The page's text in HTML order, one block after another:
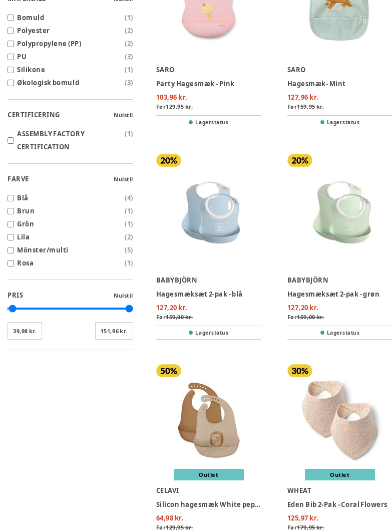
Bomuld (1)
Polyester
(2)
Polypropylene (PP)
(2)
PU
(3)
Silikone
(1)
Økologisk bomuld
(3)
CERTIFICERING Nulstil
ASSEMBLY FACTORY
CERTIFICATION
(1)
FARVE Nulstil
Blå (4)
Brun
(1)
Grön
(1)
Lila
(2)
Mönster/multi
(5)
Rosa
(1)
PRIS Nulstil
39,98 kr. 151,96 kr.
SARO
Party Hagesmæk - Pink
103,96 kr.
Før129,95 kr.
Lagerstatus
SARO
Hagesmæk- Mint
127,96 kr.
Før159,95 kr.
Lagerstatus
BABYBJÖRN
Hagesmæksæt 2-pak - blå
127,20 kr.
Før159,00 kr.
Lagerstatus
BABYBJÖRN
Hagesmæksæt 2-pak - grøn
127,20 kr.
Før159,00 kr.
Lagerstatus
Outlet
CELAVI
Silicon hagesmæk White pepper (2-pak)
64,98 kr.
Før129,95 kr.
Outlet
WHEAT
Eden Bib 2-Pak - Coral Flowers
125,97 kr.
Før179,95 kr.